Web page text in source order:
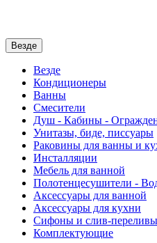
Везде
Везде
Кондиционеры
Ванны
Смесители
Душ - Кабины -
Унитазы, биде, писсуары
Раковины для ванны и
Инсталляции
Мебель для ванной
Полотенцесушители -
Аксессуары для ванной
Аксессуары для кухни
Сифоны и слив-переливы
Комплектующие